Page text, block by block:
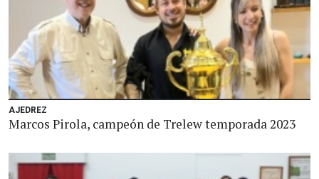
AJEDREZ
Marcos Pirola, campeón de Trelew temporada 2023